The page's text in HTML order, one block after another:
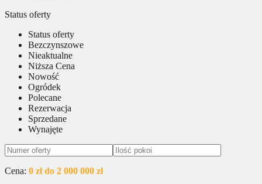
Status oferty
Status oferty
Bezczynszowe
Nieaktualne
Niższa Cena
Nowość
Ogródek
Polecane
Rezerwacja
Sprzedane
Wynajęte
Cena: 0 zł do 2 000 000 zł